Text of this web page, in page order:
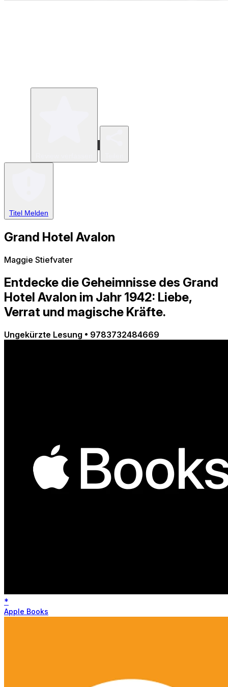
Titel Melden
Grand Hotel Avalon
Maggie Stiefvater
Entdecke die Geheimnisse des Grand
Hotel Avalon im Jahr 1942: Liebe,
Verrat und magische Kräfte.
Ungekürzte Lesung • 9783732484669
*
Apple Books